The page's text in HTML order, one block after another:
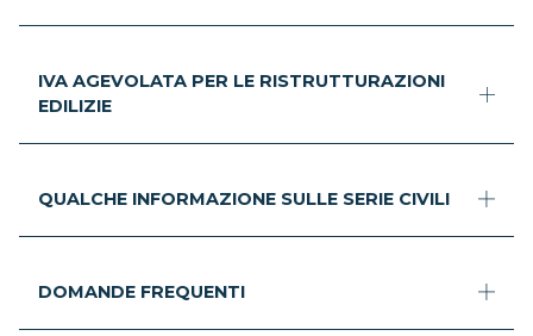
IVA AGEVOLATA PER LE RISTRUTTURAZIONI
EDILIZIE
QUALCHE INFORMAZIONE SULLE SERIE CIVILI
DOMANDE FREQUENTI